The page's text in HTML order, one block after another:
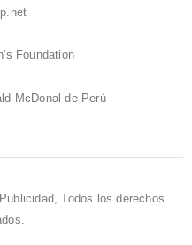
Foundation
McDonal de Perú
Todos los derechos